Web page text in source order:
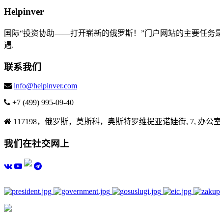
Helpinver
国际“投资协助——打开崭新的俄罗斯！”门户网站的主要任务
遇.
联系我们
info@helpinver.com
+7 (499) 995-09-40
117198，俄罗斯，莫斯科，奥斯特罗维提亚诺娃街, 7, 办公
我们在社交网上